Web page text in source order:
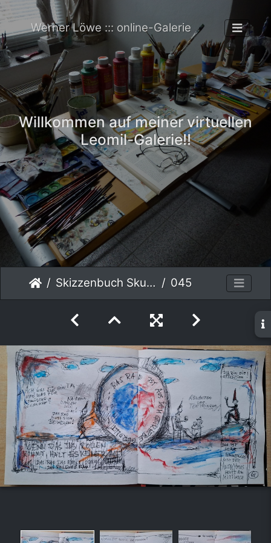
Werner Löwe ::: online-Galerie
Willkommen auf meiner virtuellen
Leomil-Galerie!!
Skizzenbuch Skurril 045